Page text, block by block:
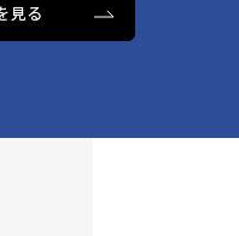
見る